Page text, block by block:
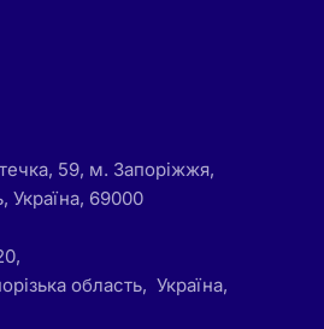
59, м. Запоріжжя,
Україна, 69000
область, Україна,